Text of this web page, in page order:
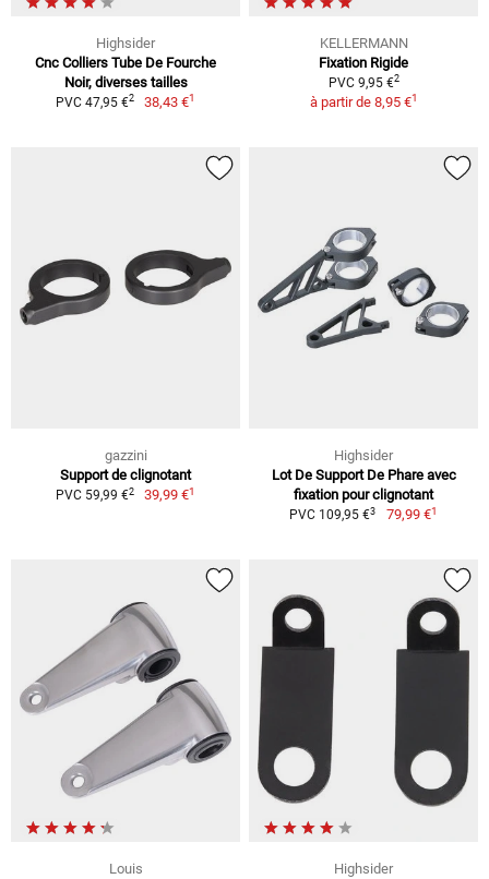
Highsider
Cnc Colliers Tube De Fourche
Noir, diverses tailles
PVC 47,95 €2 38,43 €1
KELLERMANN
Fixation Rigide
PVC 9,95 €2
à partir de 8,95 €1
gazzini
Support de clignotant
PVC 59,99 €2 39,99 €1
Highsider
Lot De Support De Phare avec
fixation pour clignotant
PVC 109,95 €3 79,99 €1
Louis
Highsider